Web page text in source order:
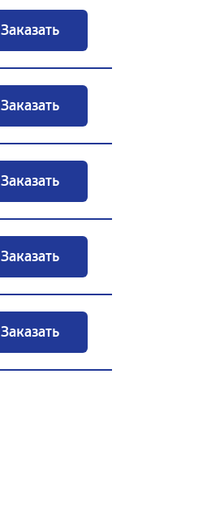
Заказать
Заказать
Заказать
Заказать
Заказать